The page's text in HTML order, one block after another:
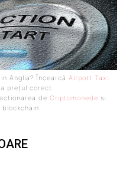
Anglia? Încearcă Airport Taxi
prețul corect.
de Criptomonede si